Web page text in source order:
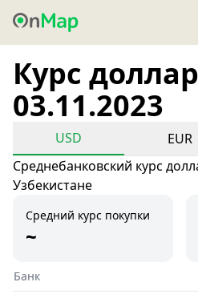
Курс
03.11.2023
USD EUR
Среднебанковский курс
Узбекистане
Средний курс покупки
~
Банк